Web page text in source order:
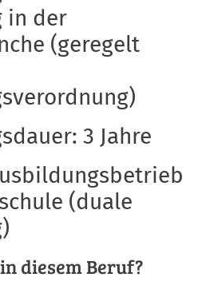
in der
(geregelt
3 Jahre
(duale
diesem Beruf?